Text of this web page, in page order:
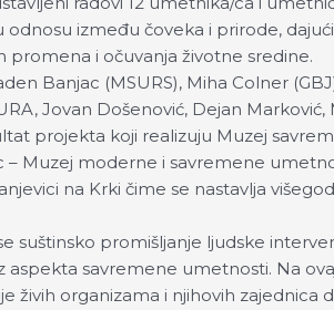
odnosu između čoveka i prirode,
promena i očuvanja životne sredine.
Banjac (MSURS), Miha Colner
Jovan Došenović, Dejan
projekta koji realizuju Muzej
– Muzej moderne i savremene
na Krki čime se nastavlja
suštinsko promišljanje ljudske
savremene umetnosti. Na
živih organizama i njihovih